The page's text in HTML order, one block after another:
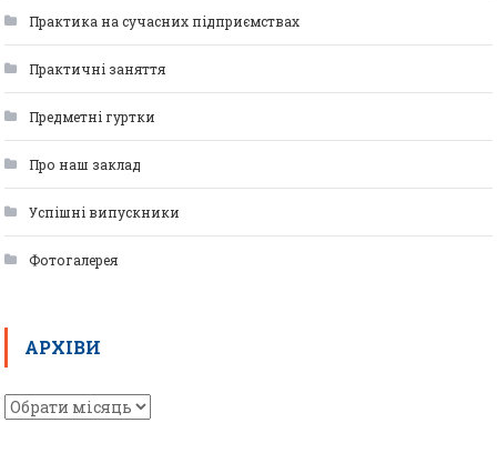
Практика на сучасних підприємствах
Практичні заняття
Предметні гуртки
Про наш заклад
Успішні випускники
Фотогалерея
АРХІВИ